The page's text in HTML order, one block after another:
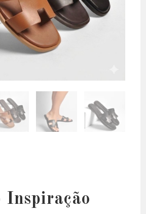
Inspiração